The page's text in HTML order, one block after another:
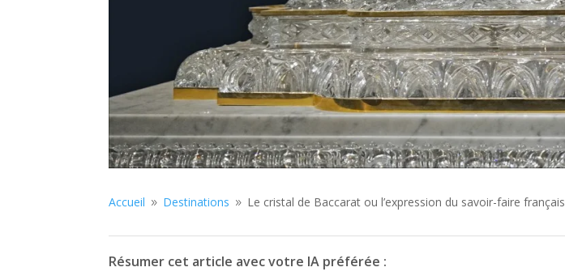
Accueil 9 Destinations 9 Le cristal de Baccarat ou l’expression du savoir-faire français
Résumer cet article avec votre IA préférée :